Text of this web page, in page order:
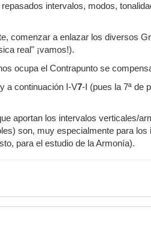
intervalos, modos,
comenzar a enlazar los diversos
real" ¡vamos!).
ocupa el Contrapunto se
a continuación I-V7-I (pues la 7ª de
aportan los intervalos verticales/
son, muy especialmente para
para el estudio de la Armonía).